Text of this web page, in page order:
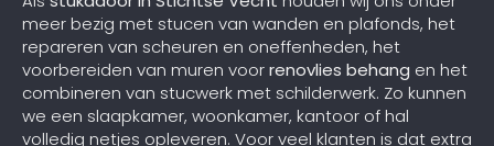
meer bezig met stucen van wanden en plafonds, het
repareren van scheuren en oneffenheden, het
voorbereiden van muren voorrenovlies behang en het
combineren van stucwerk met schilderwerk. Zo kunnen
we een slaapkamer, woonkamer, kantoor of hal
volledig netjes opleveren. Voor veel klanten is dat extra